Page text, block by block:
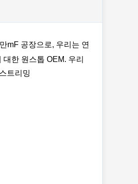
mF 공장으로, 우리는 연
한 원스톱 OEM. 우리
트리밍